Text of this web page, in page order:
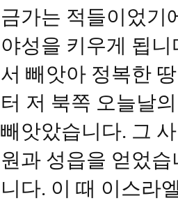
금가는 적들이었기
야성을 키우게 됩
서 빼앗아 정복한
터 저 북쪽 오늘날
빼앗았습니다. 그
원과 성읍을 얻었
니다. 이 때 이스라